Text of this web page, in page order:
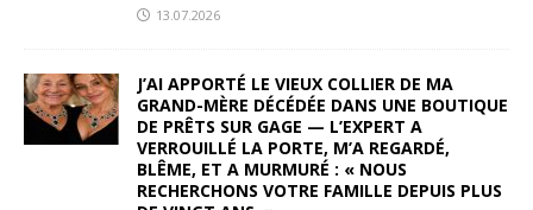
13.07.2026
J’AI APPORTÉ LE VIEUX COLLIER DE MA
GRAND-MÈRE DÉCÉDÉE DANS UNE BOUTIQUE
DE PRÊTS SUR GAGE — L’EXPERT A
VERROUILLÉ LA PORTE, M’A REGARDÉ,
BLÊME, ET A MURMURÉ : « NOUS
RECHERCHONS VOTRE FAMILLE DEPUIS PLUS